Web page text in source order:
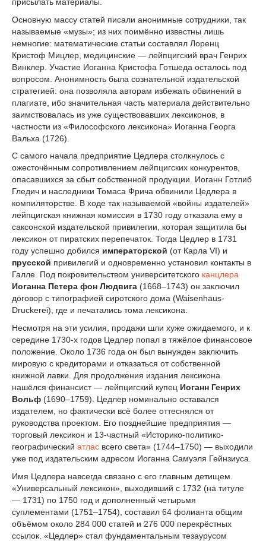
Основную массу статей писали анонимные сотрудники, так
называемые «музы»; из них поимённо известны лишь
немногие: математические статьи составлял Лоренц
Кристоф Мицлер, медицинские — лейпцигский врач Генрих
Винклер. Участие Иоганна Кристофа Готшеда осталось под
вопросом. Анонимность была сознательной издательской
стратегией: она позволяла авторам избежать обвинений в
плагиате, ибо значительная часть материала действительно
заимствовалась из уже существовавших лексиконов, в
частности из «Философского лексикона» Иоганна Георга
Вальха (1726).
С самого начала предприятие Цедлера столкнулось с
ожесточённым сопротивлением лейпцигских конкурентов,
опасавшихся за сбыт собственной продукции. Иоганн Готлиб
Гледич и наследники Томаса Фрича обвинили Цедлера в
компиляторстве. В ходе так называемой «войны издателей»
лейпцигская книжная комиссия в 1730 году отказала ему в
саксонской издательской привилегии, которая защитила бы
лексикон от пиратских перепечаток. Тогда Цедлер в 1731
году успешно добился императорской (от Карла VI) и
прусской привилегий и одновременно установил контакты в
Галле. Под покровительством университетского канцлера
Иоганна Петера фон Людвига (1668–1743) он заключил
договор с типографией сиротского дома (Waisenhaus-
Druckerei), где и печатались тома лексикона.
Несмотря на эти усилия, продажи шли хуже ожидаемого, и к
середине 1730-х годов Цедлер попал в тяжёлое финансовое
положение. Около 1736 года он был вынужден заключить
мировую с кредиторами и отказаться от собственной
книжной лавки. Для продолжения издания лексикона
нашёлся финансист — лейпцигский купец Иоганн Генрих
Вольф (1690–1759). Цедлер номинально оставался
издателем, но фактически всё более оттеснялся от
руководства проектом. Его позднейшие предприятия —
торговый лексикон и 13-частный «Историко-политико-
географический атлас всего света» (1744–1750) — выходили
уже под издательским адресом Иоганна Самуэля Гейнзиуса.
Имя Цедлера навсегда связано с его главным детищем.
«Универсальный лексикон», выходивший с 1732 (на титуле
— 1731) по 1750 год и дополненный четырьмя
суплементами (1751–1754), составил 64 фолианта общим
объёмом около 284 000 статей и 276 000 перекрёстных
ссылок. «Цедлер» стал фундаментальным тезаурусом